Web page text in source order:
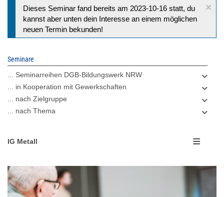
×
Statusmeldung
Dieses Seminar fand bereits am 2023-10-16 statt, du
kannst aber unten dein Interesse an einem möglichen
neuen Termin bekunden!
Seminare
... Seminarreihen DGB-Bildungswerk NRW
... in Kooperation mit Gewerkschaften
... nach Zielgruppe
... nach Thema
IG Metall